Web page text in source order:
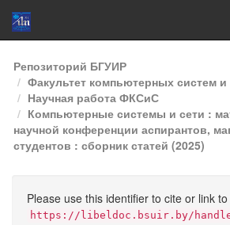
Skip
navigation
Репозиторий БГУИР
Факультет компьютерных систем и
Научная работа ФКСиС
Компьютерные системы и сети :
научной конференции аспирантов,
студентов : сборник статей (2025)
Please use this identifier to cite or link
https://libeldoc.bsuir.by/handle/